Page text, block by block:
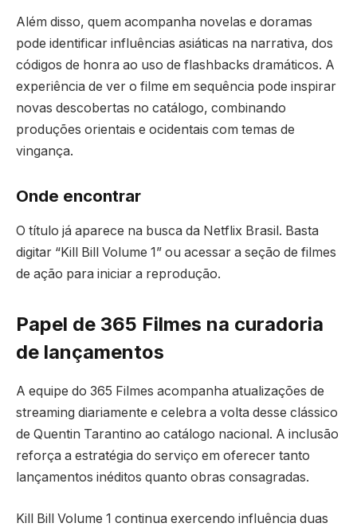
Além disso, quem acompanha novelas e doramas
pode identificar influências asiáticas na narrativa, dos
códigos de honra ao uso de flashbacks dramáticos. A
experiência de ver o filme em sequência pode inspirar
novas descobertas no catálogo, combinando
produções orientais e ocidentais com temas de
vingança.
Onde encontrar
O título já aparece na busca da Netflix Brasil. Basta
digitar “Kill Bill Volume 1” ou acessar a seção de filmes
de ação para iniciar a reprodução.
Papel de 365 Filmes na curadoria
de lançamentos
A equipe do 365 Filmes acompanha atualizações de
streaming diariamente e celebra a volta desse clássico
de Quentin Tarantino ao catálogo nacional. A inclusão
reforça a estratégia do serviço em oferecer tanto
lançamentos inéditos quanto obras consagradas.
Kill Bill Volume 1 continua exercendo influência duas